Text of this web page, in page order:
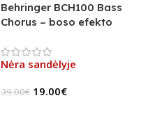
Behringer BCH100 Bass
Chorus – boso efekto
Nėra sandėlyje
39.00€ 19.00€